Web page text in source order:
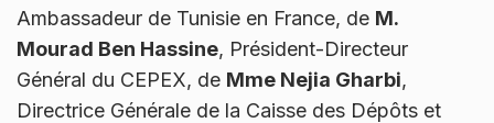
Ambassadeur de Tunisie en France, de M.
Mourad Ben Hassine, Président-Directeur
Général du CEPEX, de Mme Nejia Gharbi,
Directrice Générale de la Caisse des Dépôts et